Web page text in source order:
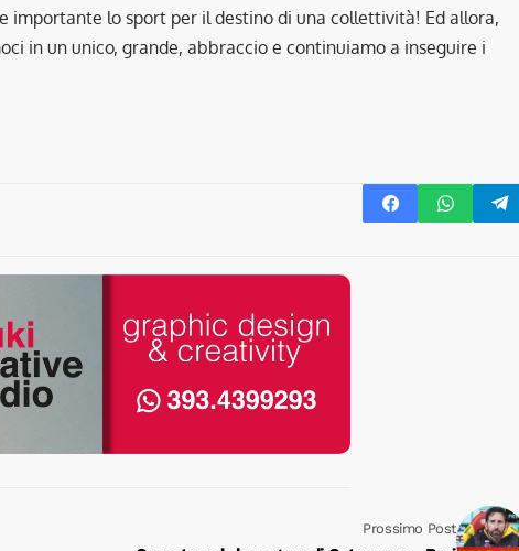
importante lo sport per il destino di una collettività! Ed allora,
in un unico, grande, abbraccio e continuiamo a inseguire i
Prossimo Post